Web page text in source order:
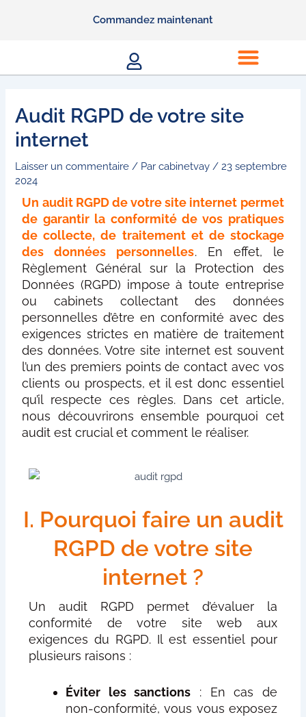
Commandez maintenant
Menu
Audit RGPD de votre site
internet
Laisser un commentaire / Parcabinetvay /23 septembre
2024
Un audit RGPD de votre site internet permet
de garantir la conformité de vos pratiques
de collecte, de traitement et de stockage
des données personnelles. En effet, le
Règlement Général sur la Protection des
Données (RGPD) impose à toute entreprise
ou cabinets collectant des données
personnelles d’être en conformité avec des
exigences strictes en matière de traitement
des données. Votre site internet est souvent
l’un des premiers points de contact avec vos
clients ou prospects, et il est donc essentiel
qu’il respecte ces règles. Dans cet article,
nous découvrirons ensemble pourquoi cet
audit est crucial et comment le réaliser.
I. Pourquoi faire un audit
RGPD de votre site
internet ?
Un audit RGPD permet d’évaluer la
conformité de votre site web aux
exigences du RGPD. Il est essentiel pour
plusieurs raisons :
Éviter les sanctions : En cas de
non-conformité, vous vous exposez